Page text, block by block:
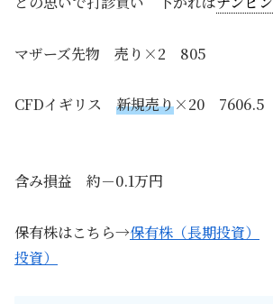
マザーズ先物 売り×2 805
CFDイギリス 新規売り×20 7606.5
含み損益 約－0.1万円
保有株はこちら→保有株（長期投資）
投資）